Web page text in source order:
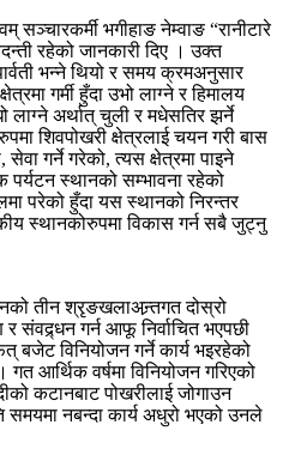
सञ्चारकर्मी भगीहाङ नेम्वाङ “रानीटारे
रहेको जानकारी दिए । उक्त
भन्ने थियो र समय क्रमअनुसार
गर्मी हुँदा उभो लाग्ने र हिमालय
लाग्ने अर्थात् चुली र मधेसतिर झर्ने
शिवपोखरी क्षेत्रलाई चयन गरी बास
गर्ने गरेको, त्यस क्षेत्रमा पाइने
पर्यटन स्थानको सम्भावना रहेको
परेको हुँदा यस स्थानको निरन्तर
स्थानकोरुपमा विकास गर्न सबै जुट्नु
तीन श्रृङखलाअन्र्तगत दोस्रो
संवद्र्धन गर्न आफू निर्वाचित भएपछी
बजेट विनियोजन गर्ने कार्य भइरहेको
आर्थिक वर्षमा विनियोजन गरिएको
कटानबाट पोखरीलाई जोगाउन
समयमा नबन्दा कार्य अधुरो भएको उनले